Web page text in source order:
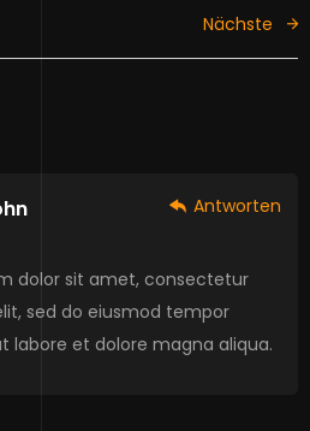
Nächste
Antworten
dolor sit amet, consectetur
sed do eiusmod tempor
labore et dolore magna aliqua.